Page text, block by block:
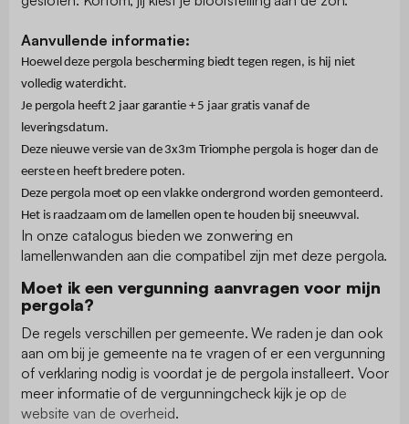
Aanvullende informatie:
Hoewel deze pergola bescherming biedt tegen regen, is hij niet
volledig waterdicht.
Je pergola heeft 2 jaar garantie + 5 jaar gratis vanaf de
leveringsdatum.
Deze nieuwe versie van de 3x3m Triomphe pergola is hoger dan de
eerste en heeft bredere poten.
Deze pergola moet op een vlakke ondergrond worden gemonteerd.
Het is raadzaam om de lamellen open te houden bij sneeuwval.
In onze catalogus bieden we zonwering en
lamellenwanden aan die compatibel zijn met deze pergola.
Moet ik een vergunning aanvragen voor mijn
pergola?
De regels verschillen per gemeente. We raden je dan ook
aan om bij je gemeente na te vragen of er een vergunning
of verklaring nodig is voordat je de pergola installeert. Voor
meer informatie of de vergunningcheck kijk je op de
website van de overheid.